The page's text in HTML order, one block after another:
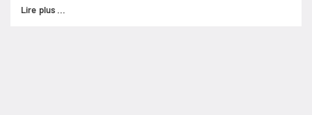
Lire plus ...